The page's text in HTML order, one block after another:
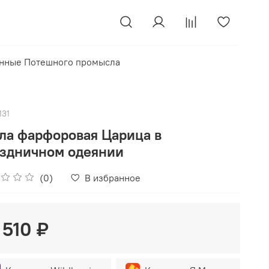
Потешного промысла
фарфоровая Царица в
одеянии
(0) В избранное
₽